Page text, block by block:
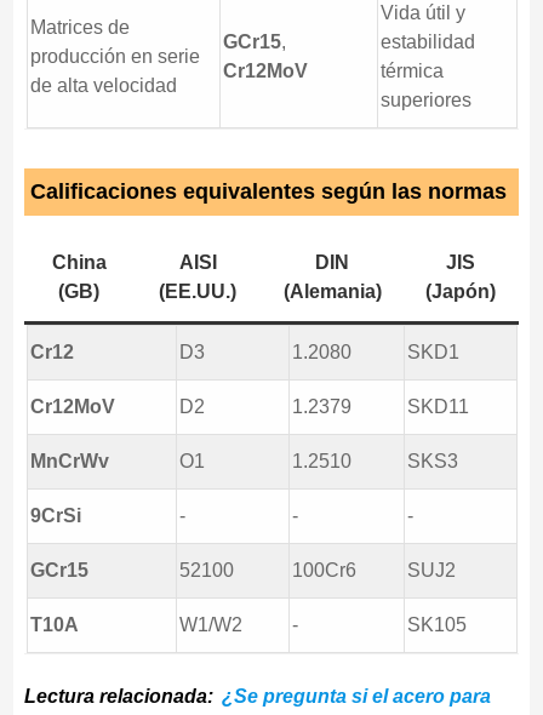
Matrices de
producción en serie
de alta velocidad
GCr15,
Cr12MoV
Vida útil y
estabilidad
térmica
superiores
Calificaciones equivalentes según las normas
China
(GB)
AISI
(EE.UU.)
DIN
(Alemania)
JIS
(Japón)
Cr12 D3 1.2080 SKD1
Cr12MoV D2 1.2379 SKD11
MnCrWv O1 1.2510 SKS3
9CrSi - - -
GCr15 52100 100Cr6 SUJ2
T10A W1/W2 - SK105
Lectura relacionada: ¿Se pregunta si el acero para